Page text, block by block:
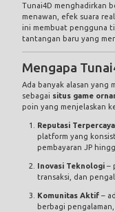
Tunai4D menghadirkan
menawan, efek suara
ini membuat pengguna
tantangan baru yang
Mengapa
Ada banyak alasan yang
sebagai situs game
poin yang menjelaskan
Reputasi Terpercaya
platform yang
pembayaran JP
Inovasi Teknologi –
transaksi, dan
Komunitas Aktif –
berbagi